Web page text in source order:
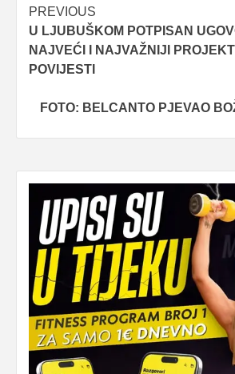
Post
navigation
PREVIOUS
U LJUBUŠKOM POTPISAN
NAJVEĆI I NAJVAŽNIJI
POVIJESTI
FOTO: BELCANTO PJEVAO